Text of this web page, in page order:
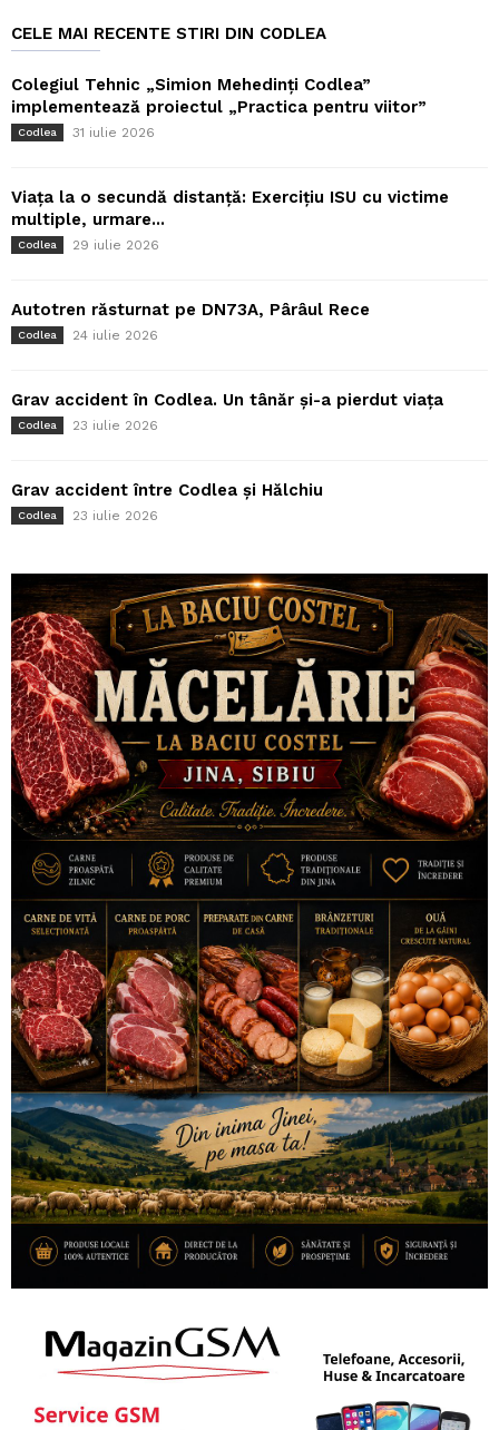
CELE MAI RECENTE STIRI DIN CODLEA
Colegiul Tehnic „Simion Mehedinți Codlea”
implementează proiectul „Practica pentru viitor”
Codlea 31 iulie 2026
Viața la o secundă distanță: Exercițiu ISU cu victime
multiple, urmare...
Codlea 29 iulie 2026
Autotren răsturnat pe DN73A, Pârâul Rece
Codlea 24 iulie 2026
Grav accident în Codlea. Un tânăr și-a pierdut viața
Codlea 23 iulie 2026
Grav accident între Codlea și Hălchiu
Codlea 23 iulie 2026